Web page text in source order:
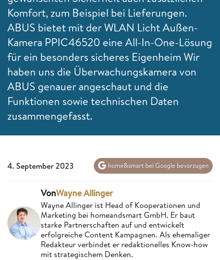
Komfort, zum Beispiel bei Lieferungen.
ABUS bietet mit der WLAN Licht Außen-
Kamera PPIC46520 eine All-In-One-Lösung
für ein besonders sicheres Eigenheim Wir
haben uns die Überwachungskamera von
ABUS genauer angeschaut und die
Funktionen sowie technischen Daten
zusammengefasst.
4. September 2023 home&smart bei Google bevorzugen
VonWayne Allinger
Wayne Allinger ist Head of Kooperationen und
Marketing bei homeandsmart GmbH. Er baut
starke Partnerschaften auf und entwickelt
erfolgreiche Content Kampagnen. Als ehemaliger
Redakteur verbindet er redaktionelles Know-how
mit strategischem Denken.